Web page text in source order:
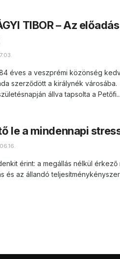
TIBOR – Az előadás
éves a veszprémi közönség
szerződött a királynék városába.
állva tapsolta a Petőfi...
le a mindennapi
érint: a megállás nélkül
és az állandó